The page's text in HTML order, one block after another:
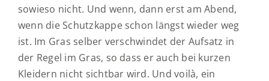
sowieso nicht. Und wenn, dann erst am Abend,
wenn die Schutzkappe schon längst wieder weg
ist. Im Gras selber verschwindet der Aufsatz in
der Regel im Gras, so dass er auch bei kurzen
Kleidern nicht sichtbar wird. Und voilà, ein